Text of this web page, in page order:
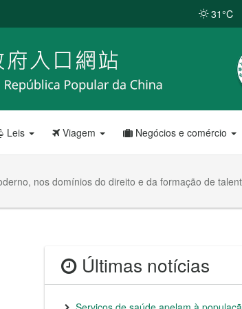
31°C
Leis Viagem Negócios e comércio
nos domínios do direito e da formação de
Últimas notícias